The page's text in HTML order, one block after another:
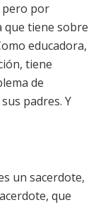
pero por
que tiene sobre
educadora,
tiene
de
padres. Y
un sacerdote,
que